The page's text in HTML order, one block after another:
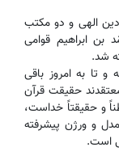
دین الهی و دو مکتب
ابراهیم قوامی
و تا به امروز باقی
حقیقت قرآن
و حقیقتاً خداست،
و ورژن پیشرفته
است.